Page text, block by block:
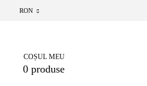
RON
COȘUL MEU
0 produse